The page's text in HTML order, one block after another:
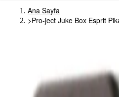
Ana Sayfa
>Pro-ject Juke Box Esprit